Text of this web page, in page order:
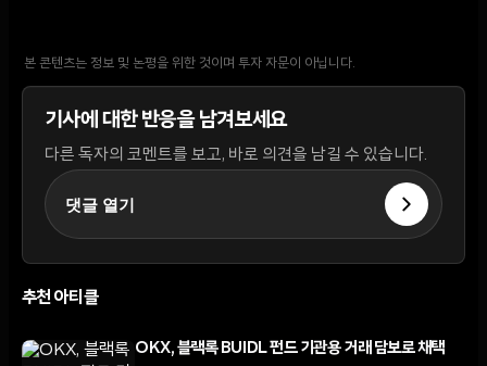
본 콘텐츠는 정보 및 논평을 위한 것이며 투자 자문이 아닙니다.
기사에 대한 반응을 남겨보세요
다른 독자의 코멘트를 보고, 바로 의견을 남길 수 있습니다.
댓글 열기
추천 아티클
OKX, 블랙록 BUIDL 펀드 기관용 거래 담보로 채택